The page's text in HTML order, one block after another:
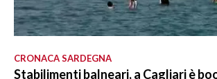
CRONACA SARDEGNA
Stabilimenti balneari, a Cagliari è